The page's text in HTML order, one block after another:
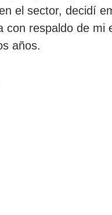
el sector, decidí
con respaldo de mi
años.